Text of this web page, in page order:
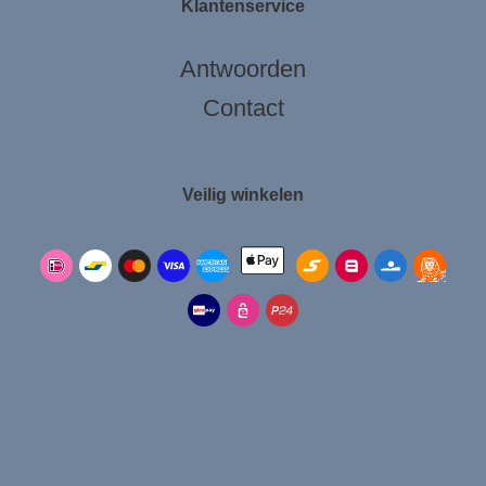
Klantenservice
Antwoorden
Contact
Veilig winkelen